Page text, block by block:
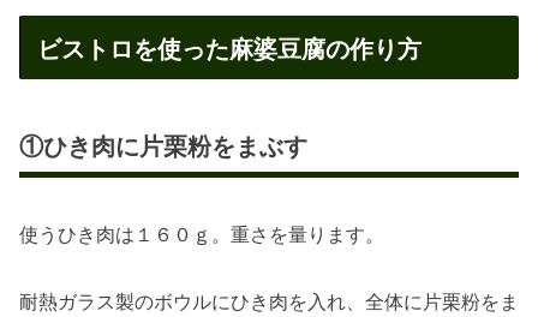
ビストロを使った麻婆豆腐の作り方
①ひき肉に片栗粉をまぶす
使うひき肉は１６０ｇ。重さを量ります。
耐熱ガラス製のボウルにひき肉を入れ、全体に片栗粉をま